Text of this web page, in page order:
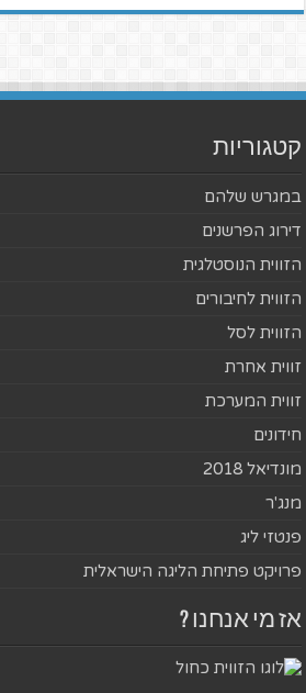
קטגוריות
במגרש שלהם
דירוג הפרשנים
הזווית הנוסטלגית
הזווית לחיבורים
הזווית לסל
זווית אחרת
זווית המערכת
חידונים
מונדיאל 2018
מנג'ר
פנטזי ליג
פרויקט פתיחת הליגה הישראלית
אז מי אנחנו ?